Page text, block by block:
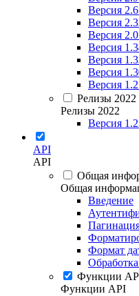
Версия
Версия
Версия
Версия
Версия
Версия
Версия
Релизы 2022
Релизы 2022
Версия
API
API
Общая
Общая
Введение
Формат
Функции
Функции API